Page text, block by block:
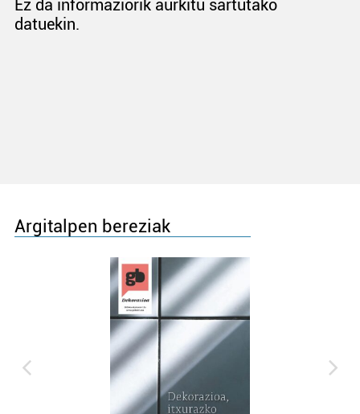
Ez da informaziorik aurkitu sartutako
datuekin.
Argitalpen bereziak